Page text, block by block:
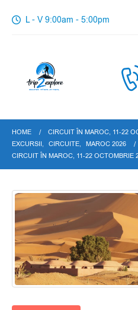
L - V 9:00am - 5:00pm
HOME
CIRCUIT ÎN MAROC, 11-22
EXCURSII, CIRCUITE, MAROC 2026
CIRCUIT ÎN MAROC, 11-22 OCTOMBRIE